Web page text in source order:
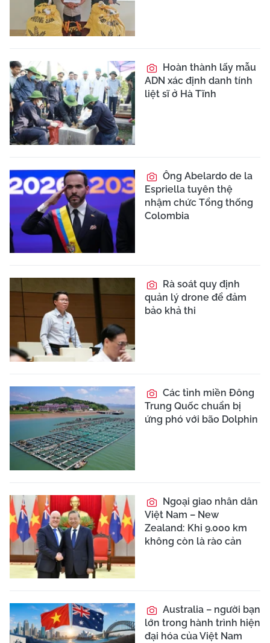
Hoàn thành lấy mẫu
ADN xác định danh tính
liệt sĩ ở Hà Tĩnh
Ông Abelardo de la
Espriella tuyên thệ
nhậm chức Tổng thống
Colombia
Rà soát quy định
quản lý drone để đảm
bảo khả thi
Các tỉnh miền Đông
Trung Quốc chuẩn bị
ứng phó với bão Dolphin
Ngoại giao nhân dân
Việt Nam – New
Zealand: Khi 9.000 km
không còn là rào cản
Australia – người bạn
lớn trong hành trình hiện
đại hóa của Việt Nam